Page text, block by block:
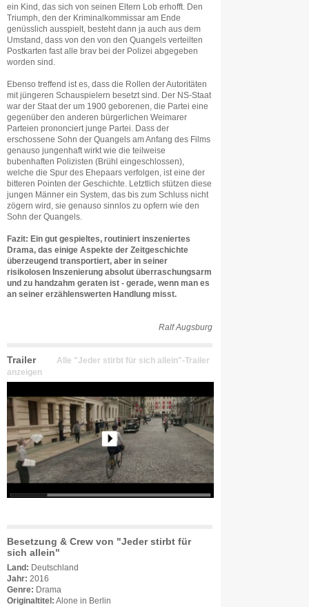
ein Kind, das sich von seinen Eltern Lob erhofft. Den
Triumph, den der Kriminalkommissar am Ende
genüsslich ausspielt, besteht dann ja auch aus dem
Umstand, dass von den von den Quangels verteilten
Postkarten fast alle brav bei der Polizei abgegeben
worden sind.
Ebenso treffend ist es, dass die Rollen der Autoritäten
mit jüngeren Schauspielern besetzt sind. Der NS-Staat
war der Staat der um 1900 geborenen, die Partei eine
gegenüber den anderen bürgerlichen Weimarer
Parteien prononciert junge Partei. Dass der
erschossene Sohn der Quangels am Anfang des Films
genauso jungenhaft wirkt wie die teilweise
bubenhaften Polizisten (Brühl eingeschlossen),
welche die Spur des Ehepaars verfolgen, ist eine der
bitteren Pointen der Geschichte. Letztlich stützen diese
jungen Männer ein System, das bis zum Schluss nicht
zögern wird, sie genauso sinnlos zu opfern wie den
Sohn der Quangels.
Fazit: Ein gut gespieltes, routiniert inszeniertes
Drama, das einige Aspekte der Zeitgeschichte
überzeugend transportiert, aber in seiner
risikolosen Inszenierung absolut überraschungsarm
und zu handzahm geraten ist - gerade, wenn man es
an seiner erzählenswerten Handlung misst.
Ralf Augsburg
Trailer
Alle "Jeder stirbt für sich allein"-Trailer
anzeigen
Besetzung & Crew von "Jeder stirbt für
sich allein"
Land: Deutschland
Jahr: 2016
Genre: Drama
Originaltitel: Alone in Berlin